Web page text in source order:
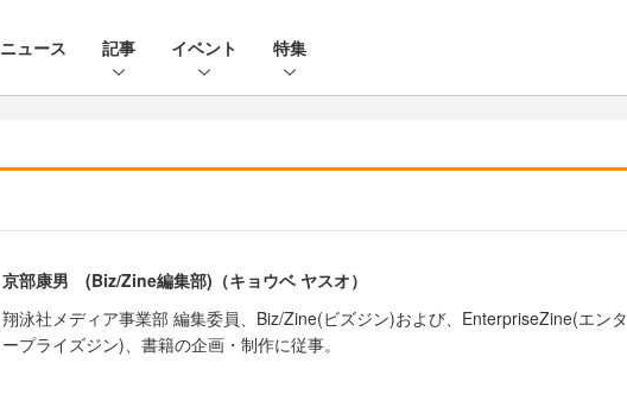
ニュース 記事 イベント 特集
京部康男 (Biz/Zine編集部)（キョウベ ヤスオ）
翔泳社メディア事業部 編集委員、Biz/Zine(ビズジン)および、EnterpriseZine(エンタ
ープライズジン)、書籍の企画・制作に従事。